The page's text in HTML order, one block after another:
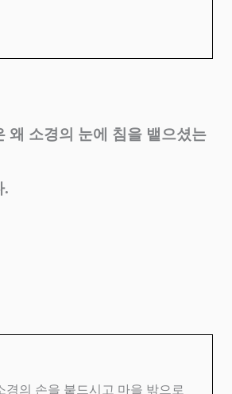
왜 소경의 눈에 침을 뱉으셨는
.
경의 손을 붙드시고 마을 밖으로